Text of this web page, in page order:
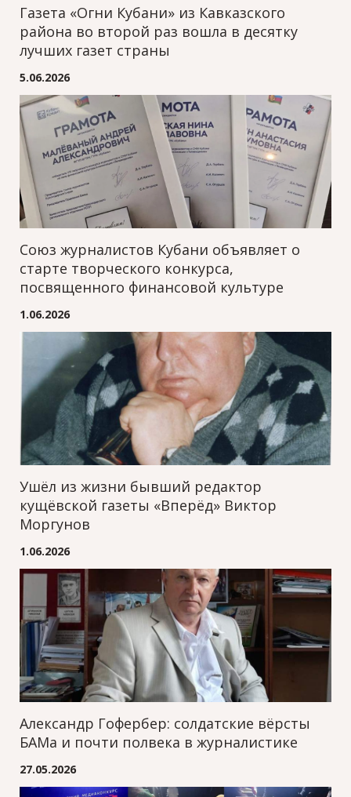
Газета «Огни Кубани» из Кавказского
района во второй раз вошла в десятку
лучших газет страны
5.06.2026
Союз журналистов Кубани объявляет о
старте творческого конкурса,
посвященного финансовой культуре
1.06.2026
Ушёл из жизни бывший редактор
кущёвской газеты «Вперёд» Виктор
Моргунов
1.06.2026
Александр Гофербер: солдатские вёрсты
БАМа и почти полвека в журналистике
27.05.2026